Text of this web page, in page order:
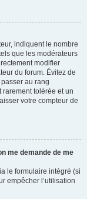
indiquent le nombre
que les modérateurs
modifier
du forum. Évitez de
au rang
rarement tolérée et un
votre compteur de
me demande de me
le formulaire intégré (si
empêcher l’utilisation